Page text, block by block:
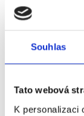
Souhlas
Tato webová
K personalizaci
Příplatky za
Název